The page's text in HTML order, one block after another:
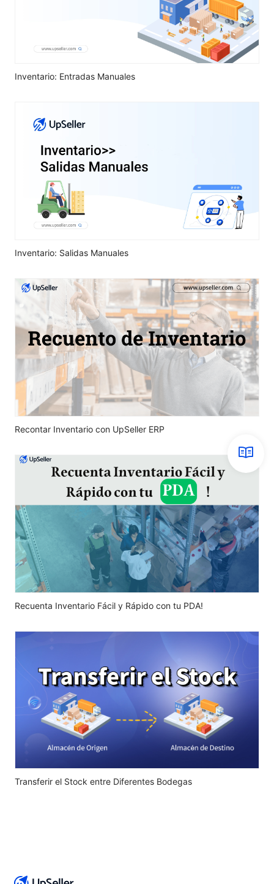
Inventario: Entradas Manuales
Inventario: Salidas Manuales
Recontar Inventario con UpSeller ERP
Recuenta Inventario Fácil y Rápido con tu PDA!
Transferir el Stock entre Diferentes Bodegas